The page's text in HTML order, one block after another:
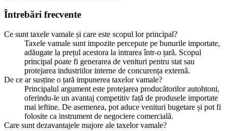
Întrebări frecvente
Ce sunt taxele vamale și care este scopul lor principal?
Taxele vamale sunt impozite percepute pe bunurile importate,
adăugate la prețul acestora la intrarea într-o țară. Scopul
principal poate fi generarea de venituri pentru stat sau
protejarea industriilor interne de concurența externă.
De ce ar susține o țară impunerea taxelor vamale?
Principalul argument este protejarea producătorilor autohtoni,
oferindu-le un avantaj competitiv față de produsele importate
mai ieftine. De asemenea, pot aduce venituri bugetare și pot fi
folosite ca instrument de negociere comercială.
Care sunt dezavantajele majore ale taxelor vamale?